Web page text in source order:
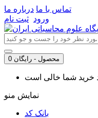
تماس با ما درباره ما
ورود ثبت نام
0 محصول - رایگان
نمایش منو
بانک کد